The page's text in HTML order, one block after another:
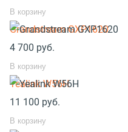
В корзину
Grandstream GXP1620
4 700 руб.
В корзину
Yealink W56H
11 100 руб.
В корзину